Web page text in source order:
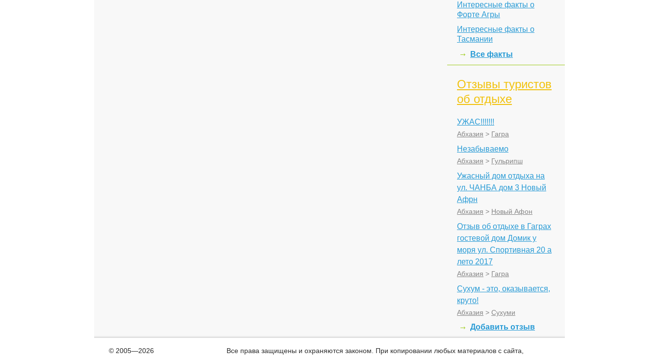
Интересные факты о
Форте Агры
Интересные факты о
Тасмании
Все факты
Отзывы туристов
об отдыхе
УЖАС!!!!!!!
Абхазия > Гагра
Незабываемо
Абхазия > Гульрипш
Ужасный дом отдыха на
ул. ЧАНБА дом 3 Новый
Афрн
Абхазия > Новый Афон
Отзыв об отдыхе в Гаграх
гостевой дом Домик у
моря ул. Спортивная 20 а
лето 2017
Абхазия > Гагра
Сухум - это, оказывается,
круто!
Абхазия > Сухуми
Добавить отзыв
© 2005—2026 Все права защищены и охраняются законом. При копировании любых материалов с сайта,